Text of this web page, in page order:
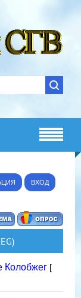
ВХОД
Колобжег [